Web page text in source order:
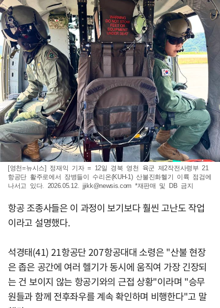
[영천=뉴시스] 정재익 기자 = 12일 경북 영천 육군 제2작전사령부 21
항공단 활주로에서 장병들이 수리온(KUH-1) 산불진화헬기 이륙 점검에
나서고 있다. 2026.05.12. jjikk@newsis.com *재판매 및 DB 금지
항공 조종사들은 이 과정이 보기보다 훨씬 고난도 작업
이라고 설명했다.
석경태(41) 21항공단 207항공대대 소령은 "산불 현장
은 좁은 공간에 여러 헬기가 동시에 움직여 가장 긴장되
는 건 보이지 않는 항공기와의 근접 상황"이라며 "승무
원들과 함께 전후좌우를 계속 확인하며 비행한다"고 말